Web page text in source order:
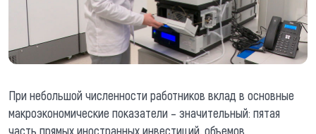
При небольшой численности работников вклад в основные
макроэкономические показатели – значительный: пятая
часть прямых иностранных инвестиций, объемов